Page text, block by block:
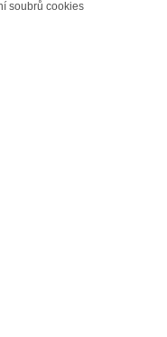
soubrů cookies